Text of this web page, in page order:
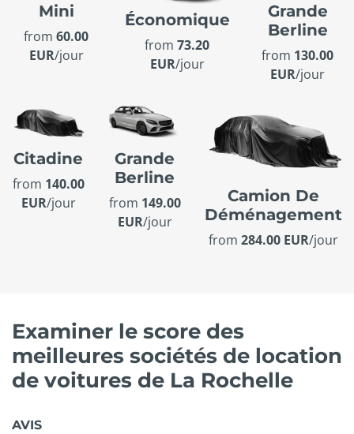
Mini
from60.00
EUR/jour
Économique
from 73.20
EUR/jour
Grande
Berline
from 130.00
EUR/jour
Citadine
from 140.00
EUR/jour
Grande
Berline
from 149.00
EUR/jour
Camion De
Déménagement
from 284.00 EUR/jour
Examiner le score des
meilleures sociétés de location
de voitures de La Rochelle
AVIS